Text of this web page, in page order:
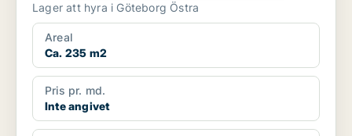
Lager att hyra i Göteborg Östra
Areal
Ca. 235 m2
Pris pr. md.
Inte angivet